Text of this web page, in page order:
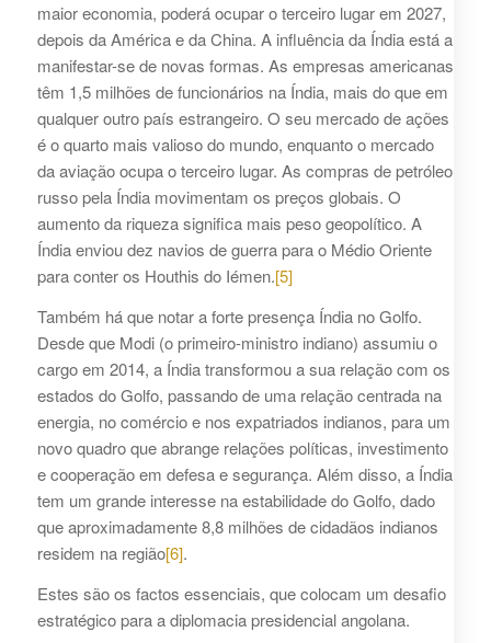
maior economia, poderá ocupar o terceiro lugar em 2027,
depois da América e da China. A influência da Índia está a
manifestar-se de novas formas. As empresas americanas
têm 1,5 milhões de funcionários na Índia, mais do que em
qualquer outro país estrangeiro. O seu mercado de ações
é o quarto mais valioso do mundo, enquanto o mercado
da aviação ocupa o terceiro lugar. As compras de petróleo
russo pela Índia movimentam os preços globais. O
aumento da riqueza significa mais peso geopolítico. A
Índia enviou dez navios de guerra para o Médio Oriente
para conter os Houthis do Iémen.[5]
Também há que notar a forte presença Índia no Golfo.
Desde que Modi (o primeiro-ministro indiano) assumiu o
cargo em 2014, a Índia transformou a sua relação com os
estados do Golfo, passando de uma relação centrada na
energia, no comércio e nos expatriados indianos, para um
novo quadro que abrange relações políticas, investimento
e cooperação em defesa e segurança. Além disso, a Índia
tem um grande interesse na estabilidade do Golfo, dado
que aproximadamente 8,8 milhões de cidadãos indianos
residem na região[6].
Estes são os factos essenciais, que colocam um desafio
estratégico para a diplomacia presidencial angolana.